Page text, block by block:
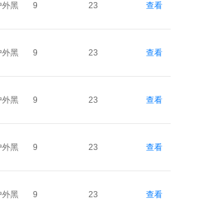
外黑 9 23 查看
外黑 9 23 查看
外黑 9 23 查看
外黑 9 23 查看
外黑 9 23 查看